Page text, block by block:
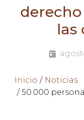
las
Estás aquí:
Inicio
Noticias
50.000